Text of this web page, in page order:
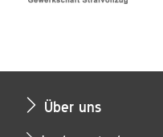
Über uns